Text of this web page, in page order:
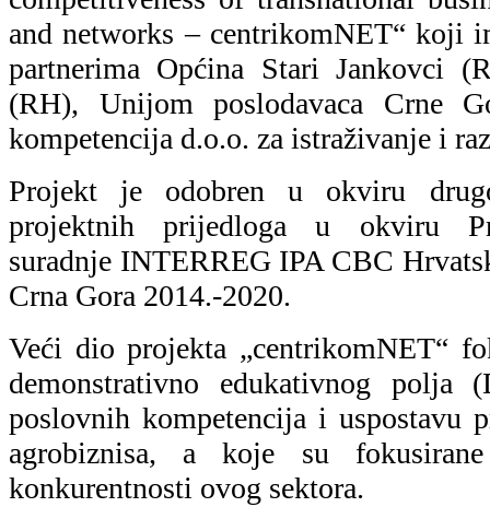
and networks – centrikomNET“ koji
partnerima Općina Stari Jankovci
(RH), Unijom poslodavaca Crne
kompetencija d.o.o. za istraživanje i
Projekt je odobren u okviru
projektnih prijedloga u okviru
suradnje INTERREG IPA CBC
Crna Gora 2014.-2020.
Veći dio projekta „centrikomNET“
demonstrativno edukativnog
poslovnih kompetencija i uspostavu
agrobiznisa, a koje su
konkurentnosti ovog sektora.